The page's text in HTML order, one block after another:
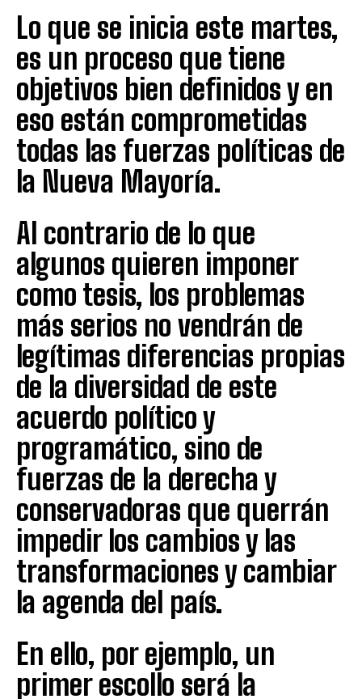
Lo que se inicia este martes,
es un proceso que tiene
objetivos bien definidos y en
eso están comprometidas
todas las fuerzas políticas de
la Nueva Mayoría.
Al contrario de lo que
algunos quieren imponer
como tesis, los problemas
más serios no vendrán de
legítimas diferencias propias
de la diversidad de este
acuerdo político y
programático, sino de
fuerzas de la derecha y
conservadoras que querrán
impedir los cambios y las
transformaciones y cambiar
la agenda del país.
En ello, por ejemplo, un
primer escollo será la